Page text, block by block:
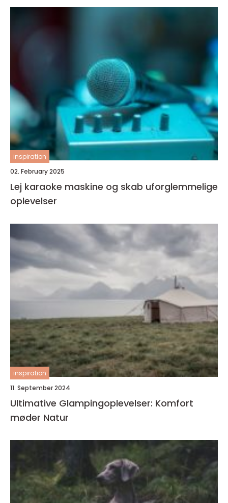
inspiration
02. February 2025
Lej karaoke maskine og skab uforglemmelige
oplevelser
inspiration
11. September 2024
Ultimative Glampingoplevelser: Komfort
møder Natur